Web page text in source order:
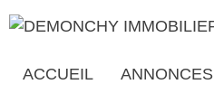
ACCUEIL ANNONCES